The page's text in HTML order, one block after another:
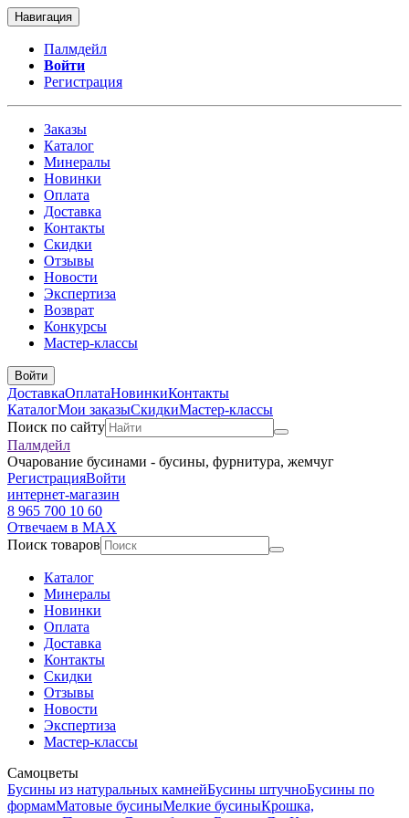
Навигация
Палмдейл
Войти
Регистрация
Заказы
Каталог
Минералы
Новинки
Оплата
Доставка
Контакты
Скидки
Отзывы
Новости
Экспертиза
Возврат
Конкурсы
Мастер-классы
Войти
ДоставкаОплатаНовинкиКонтакты
КаталогМои заказыСкидкиМастер-классы
Поиск по сайту
Палмдейл
Очарование бусинами - бусины, фурнитура, жемчуг
РегистрацияВойти
интернет-магазин
8 965 700 10 60
Отвечаем в MAX
Поиск товаров
Каталог
Минералы
Новинки
Оплата
Доставка
Контакты
Скидки
Отзывы
Новости
Экспертиза
Мастер-классы
Самоцветы
Бусины из натуральных камнейБусины штучноБусины по
формамМатовые бусиныМелкие бусиныКрошка,